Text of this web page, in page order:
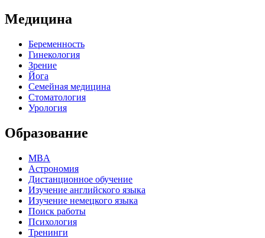
Медицина
Беременность
Гинекология
Зрение
Йога
Семейная медицина
Стоматология
Урология
Образование
MBA
Астрономия
Дистанционное обучение
Изучение английского языка
Изучение немецкого языка
Поиск работы
Психология
Тренинги